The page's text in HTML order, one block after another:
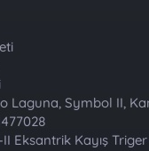
Laguna, Symbol II,
Eksantrik Kayış Triger